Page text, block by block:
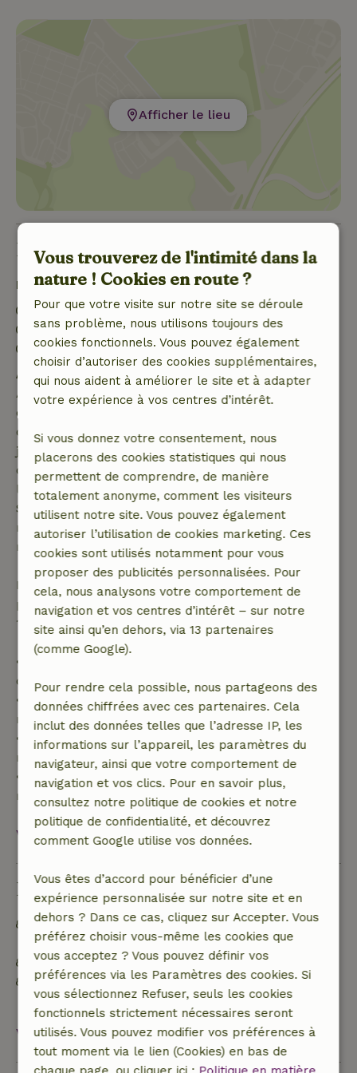
Afficher le lieu
Bon à savoir
Détails du séjour
Arrivée: 15:00- 23:00
Départ: 07:00- 10:00
Séjour sans contact possible
Annulation gratuite dans les 7 jours
Annulation gratuite dans les 7 jours suivant la
confirmation de ta réservation, à condition que la
demande de réservation ait été effectuée plus de 28
jours avant la date de début. Pour les réservations
dont la date de début est dans les 28 jours,
l'annulation gratuite s'applique dans les 24 heures.
Si tu annules dans le délai indiqué, tu as droit à un
remboursement intégral du montant de la
réservation.
Passé ce délai, tu recevras un remboursement
partiel du coût du séjour et un remboursement à
100 % de l'acompte :
• Jusqu'à 42 jours avant l'arrivée : remboursement
de 70 %
• Entre 42 et 28 jours avant l'arrivée :
remboursement de 40 %
• De 28 jours avant l'arrivée jusqu'au jour même :
remboursement de 10 %
• Le jour de l'arrivée ou après : aucun
remboursement
Voir tout
Durabilité
Hors réseau ou alimenté par une énergie 100 %
renouvelable
Matériaux d'isolation naturelle
Les déchets alimentaires sont réduits au
minimum
Voir tout
Vous trouverez de l'intimité dans la
nature ! Cookies en route ?
Pour que votre visite sur notre site se déroule
sans problème, nous utilisons toujours des
cookies fonctionnels. Vous pouvez également
choisir d’autoriser des cookies supplémentaires,
qui nous aident à améliorer le site et à adapter
votre expérience à vos centres d’intérêt.
Si vous donnez votre consentement, nous
placerons des cookies statistiques qui nous
permettent de comprendre, de manière
totalement anonyme, comment les visiteurs
utilisent notre site. Vous pouvez également
autoriser l’utilisation de cookies marketing. Ces
cookies sont utilisés notamment pour vous
proposer des publicités personnalisées. Pour
cela, nous analysons votre comportement de
navigation et vos centres d’intérêt – sur notre
site ainsi qu’en dehors, via 13 partenaires
(comme Google).
Pour rendre cela possible, nous partageons des
données chiffrées avec ces partenaires. Cela
inclut des données telles que l’adresse IP, les
informations sur l’appareil, les paramètres du
navigateur, ainsi que votre comportement de
navigation et vos clics. Pour en savoir plus,
consultez notre politique de cookies et notre
politique de confidentialité, et découvrez
comment Google utilise vos données.
Vous êtes d’accord pour bénéficier d’une
expérience personnalisée sur notre site et en
dehors ? Dans ce cas, cliquez sur Accepter. Vous
préférez choisir vous-même les cookies que
vous acceptez ? Vous pouvez définir vos
préférences via les Paramètres des cookies. Si
vous sélectionnez Refuser, seuls les cookies
fonctionnels strictement nécessaires seront
utilisés. Vous pouvez modifier vos préférences à
tout moment via le lien (Cookies) en bas de